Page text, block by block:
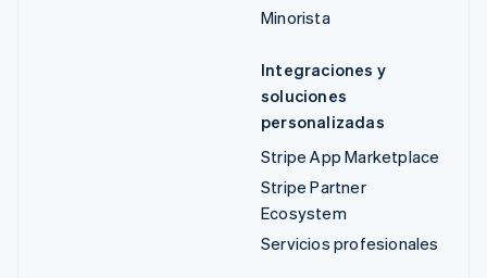
Minorista
Integraciones y
soluciones
personalizadas
Stripe App Marketplace
Stripe Partner
Ecosystem
Servicios profesionales